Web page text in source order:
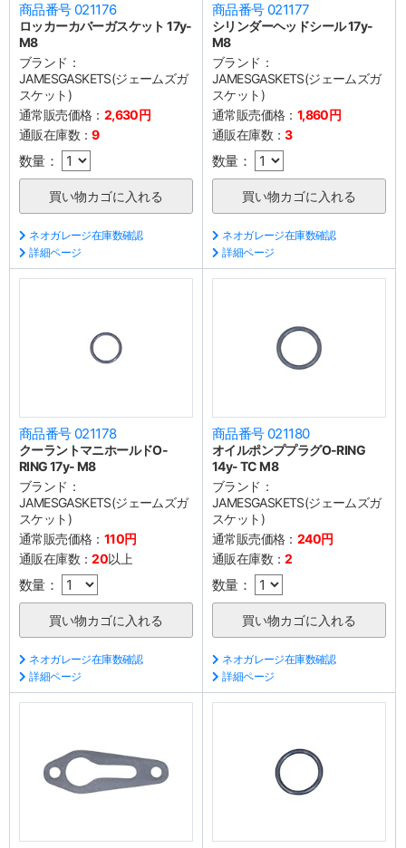
商品番号 021176
ロッカーカバーガスケット 17y-
M8
ブランド：
JAMESGASKETS(ジェームズガ
スケット)
通常販売価格： 2,630円
通販在庫数：9
数量：
ネオガレージ在庫数確認
詳細ページ
商品番号 021177
シリンダーヘッドシール 17y-
M8
ブランド：
JAMESGASKETS(ジェームズガ
スケット)
通常販売価格： 1,860円
通販在庫数：3
数量：
ネオガレージ在庫数確認
詳細ページ
商品番号 021178
クーラントマニホールドO-
RING 17y- M8
ブランド：
JAMESGASKETS(ジェームズガ
スケット)
通常販売価格： 110円
通販在庫数：20以上
数量：
ネオガレージ在庫数確認
詳細ページ
商品番号 021180
オイルポンププラグO-RING
14y- TC M8
ブランド：
JAMESGASKETS(ジェームズガ
スケット)
通常販売価格： 240円
通販在庫数：2
数量：
ネオガレージ在庫数確認
詳細ページ